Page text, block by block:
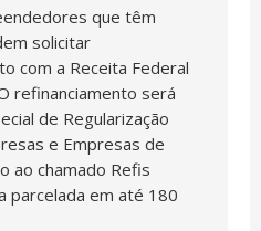
que têm
solicitar
com a Receita Federal
refinanciamento será
de Regularização
e Empresas de
ao chamado Refis
parcelada em até 180